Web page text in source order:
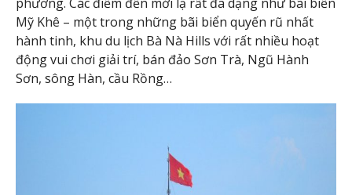
Mỹ Khê – một trong những bãi biển quyến rũ nhất
hành tinh, khu du lịch Bà Nà Hills với rất nhiều hoạt
động vui chơi giải trí, bán đảo Sơn Trà, Ngũ Hành
Sơn, sông Hàn, cầu Rồng…